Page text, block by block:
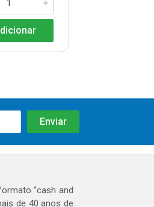
“cash and
de 40 anos de